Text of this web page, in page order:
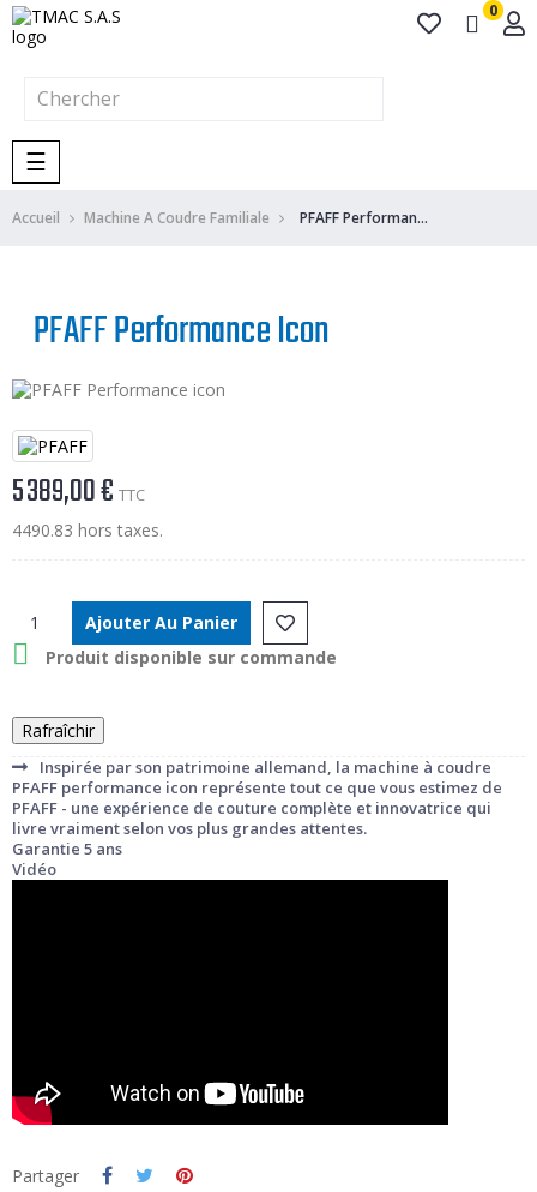
0
Basculer
la
navigation
☰
Accueil Machine A Coudre Familiale PFAFF Performance icon
PFAFF Performance Icon
5 389,00 € TTC
4490.83 hors taxes.
Ajouter Au Panier
 Produit disponible sur commande
Inspirée par son patrimoine allemand, la machine à coudre
PFAFF performance icon représente tout ce que vous estimez de
PFAFF - une expérience de couture complète et innovatrice qui
livre vraiment selon vos plus grandes attentes.
Garantie 5 ans
Vidéo
Partager